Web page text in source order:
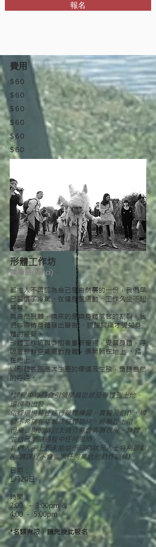
報名
費用
$60
$60
$60
$60
$60
$60
形體工作坊
莫穎詩(Vinci)
都市人不再認為自己是自然裏的一份，我們早
已習慣了冷氣、在健身室運動、工作久坐不起
等等。
與自然脫離，換來的是與身體感官的割裂，我
們非得待身體發出警告 、腰酸背痛才覺知身
體的疲勞。
形體工作坊與參加者重新審視，覺察身體，呼
吸著新鮮空氣擺動身體，偶爾躺在地上 、踏
在地上，
以形體去回應大生圍的環境及生態，垂聽自然
的呼喚。
*課程中導師會引領學員從感受身體到土地、
環境為出發，
依據環境特性進行肢體練習、實驗及創作，導
師不希望在年齡或肢體訓練、經驗設上限，
但來參與的請別太過介意會弄髒衣服、身體，
並自己衡量過程中任何風險，
我們人手上恕未能给予個別狀況人士特別照顧
(強調課程不會要求任何高危的動作訓練)。
日期：
1月20日
時間：
2:00 － 3:00pm &
4:00 － 5:00pm
*名額有限，請先按此報名